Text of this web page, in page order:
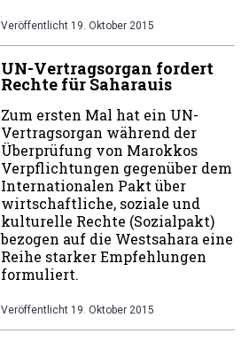
Veröffentlicht 19. Oktober 2015
UN-Vertragsorgan fordert
Rechte für Saharauis
Zum ersten Mal hat ein UN-
Vertragsorgan während der
Überprüfung von Marokkos
Verpflichtungen gegenüber dem
Internationalen Pakt über
wirtschaftliche, soziale und
kulturelle Rechte (Sozialpakt)
bezogen auf die Westsahara eine
Reihe starker Empfehlungen
formuliert.
Veröffentlicht 19. Oktober 2015